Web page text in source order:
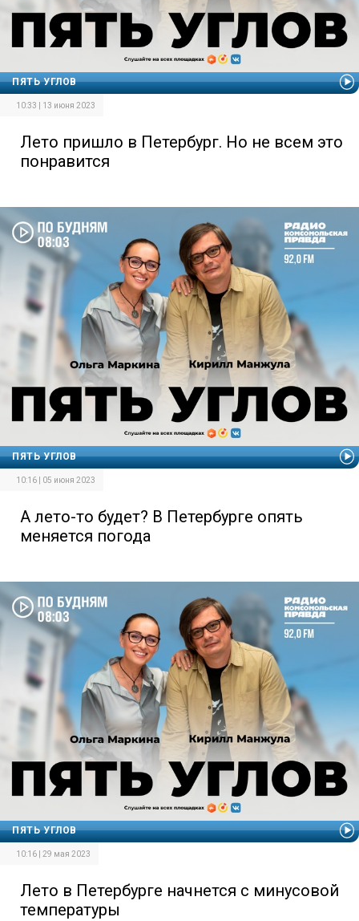
ПЯТЬ УГЛОВ
10:33 | 13 июня 2023
Лето пришло в Петербург. Но не всем это
понравится
ПЯТЬ УГЛОВ
10:16 | 05 июня 2023
А лето-то будет? В Петербурге опять
меняется погода
ПЯТЬ УГЛОВ
10:16 | 29 мая 2023
Лето в Петербурге начнется с минусовой
температуры